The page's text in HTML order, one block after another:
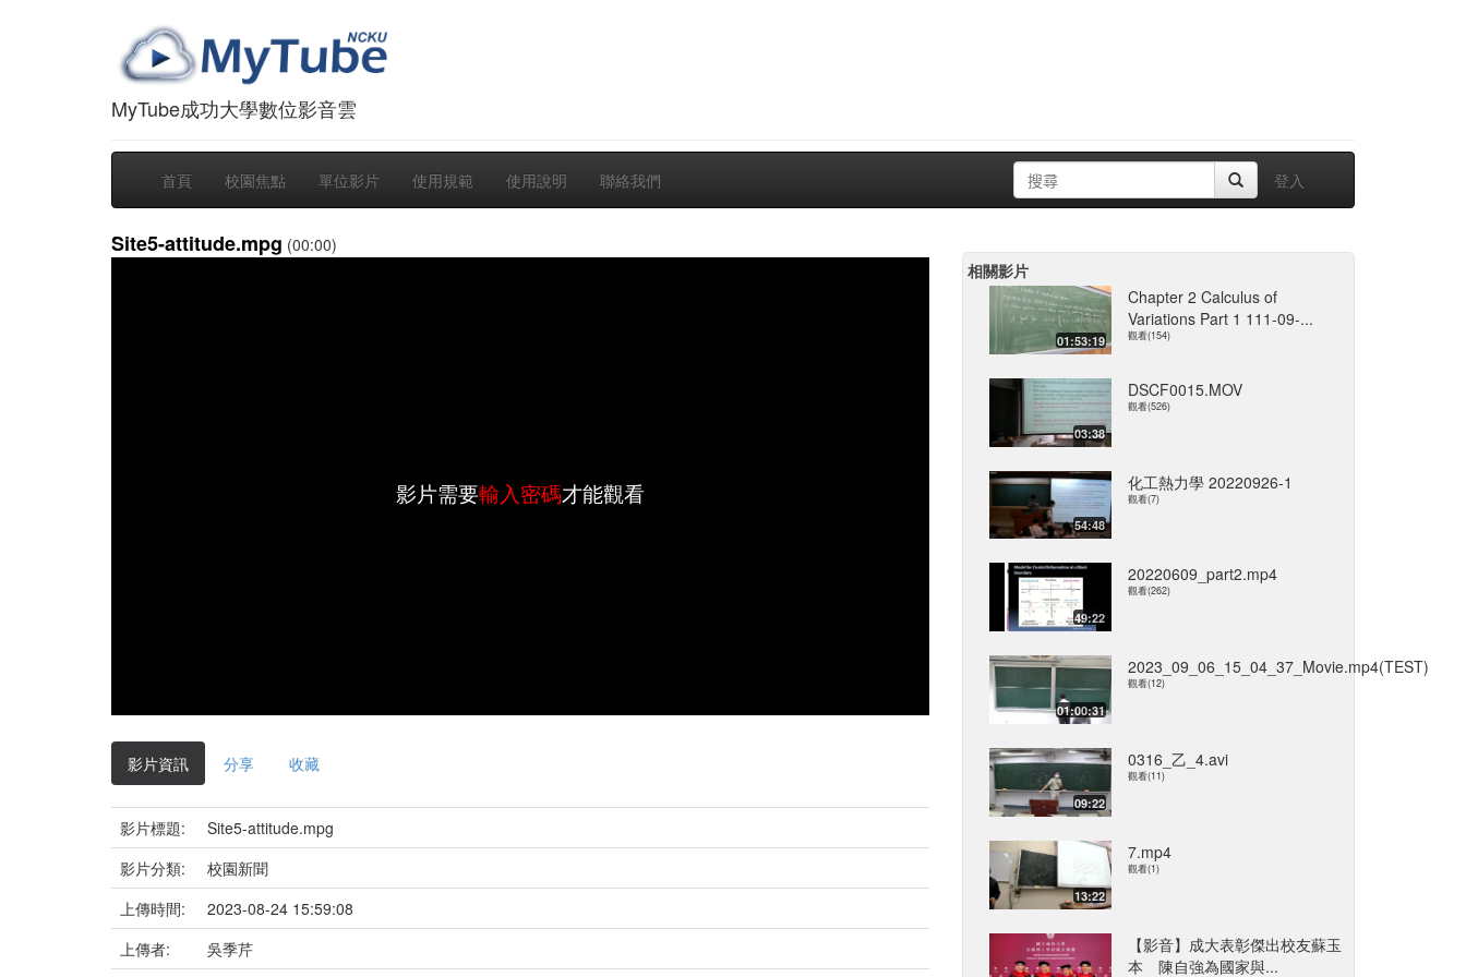
MyTube成功大學數位影音雲
首頁 校園焦點 單位影片 使用規範 使用說明 聯絡我們 登入
Site5-attitude.mpg (00:00)
影片需要輸入密碼才能觀看
影片資訊 分享 收藏
影片標題:
Site5-attitude.mpg
影片分類:
校園新聞
上傳時間:
2023-08-24 15:59:08
上傳者:
吳季芹
相關影片
01:53:19
Chapter 2 Calculus of
Variations Part 1 111-09-...
觀看(154)
03:38
DSCF0015.MOV
觀看(526)
54:48
化工熱力學 20220926-1
觀看(7)
49:22
20220609_part2.mp4
觀看(262)
01:00:31
2023_09_06_15_04_37_Movie.mp4(TEST)
觀看(12)
09:22
0316_乙_4.avi
觀看(11)
13:22
7.mp4
觀看(1)
【影音】成大表彰傑出校友蘇玉
本 陳自強為國家與...